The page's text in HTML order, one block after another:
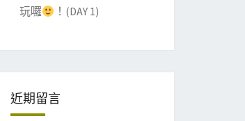
玩囉
！(DAY 1)
近期留言